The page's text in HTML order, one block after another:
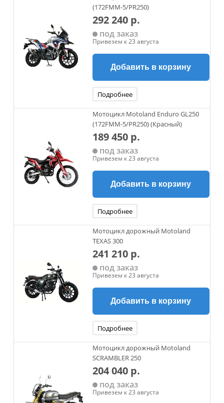
(172FMM-5/PR250)
292 240 р.
под заказ
Привезем к 23 августа
Добавить в корзину
Подробнее
Мотоцикл Motoland Enduro GL250
(172FMM-5/PR250) (Красный)
189 450 р.
под заказ
Привезем к 23 августа
Добавить в корзину
Подробнее
Мотоцикл дорожный Motoland
TEXAS 300
241 210 р.
под заказ
Привезем к 23 августа
Добавить в корзину
Подробнее
Мотоцикл дорожный Motoland
SCRAMBLER 250
204 040 р.
под заказ
Привезем к 23 августа